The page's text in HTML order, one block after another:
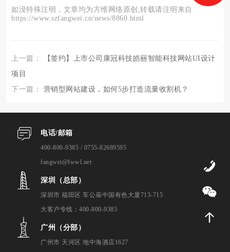
如没特殊注明，文章均为方维网络原创,转载请注明来自
https://www.szfangwei.cn/news/8860.html
上一篇：
【签约】上市公司康冠科技皓丽智能科技网站UI设计
项目
下一篇： 营销型网站建设，如何5步打造流量收割机？
电话/邮箱
400-800-9385 / 0755-82689595
fangwei@fwwl.net
深圳（总部）
深圳市 福田区 车公庙中国有色大厦713-715
大客户专线：400-800-9385
广州（分部）
广州市 天河区 地中海酒店1627